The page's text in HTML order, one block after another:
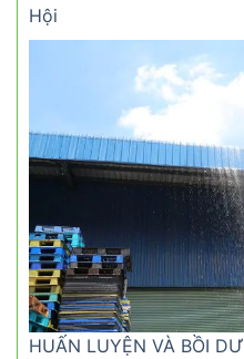
Hội
HUẤN LUYỆN VÀ BỒI